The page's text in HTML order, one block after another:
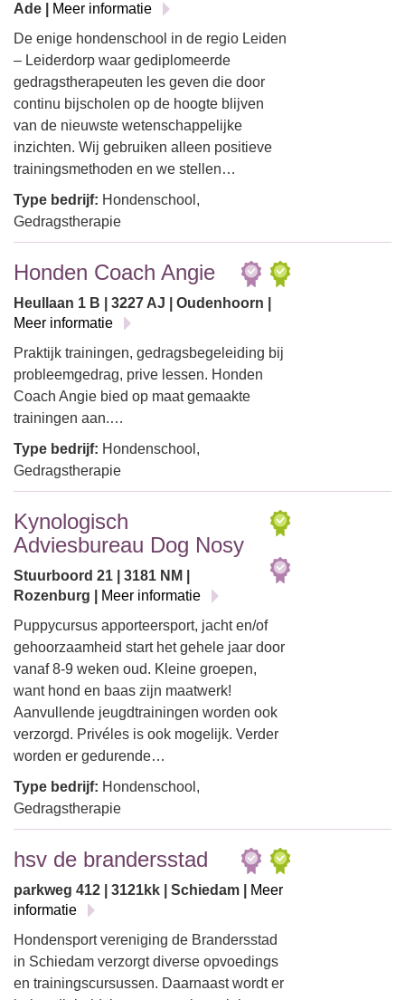
Ade |
Meer informatie
De enige hondenschool in de regio Leiden
– Leiderdorp waar gediplomeerde
gedragstherapeuten les geven die door
continu bijscholen op de hoogte blijven
van de nieuwste wetenschappelijke
inzichten. Wij gebruiken alleen positieve
trainingsmethoden en we stellen…
Type bedrijf: Hondenschool,
Gedragstherapie
Honden Coach Angie
Heullaan 1 B | 3227 AJ | Oudenhoorn |
Meer informatie
Praktijk trainingen, gedragsbegeleiding bij
probleemgedrag, prive lessen. Honden
Coach Angie bied op maat gemaakte
trainingen aan.…
Type bedrijf: Hondenschool,
Gedragstherapie
Kynologisch
Adviesbureau Dog Nosy
Stuurboord 21 | 3181 NM |
Rozenburg |
Meer informatie
Puppycursus apporteersport, jacht en/of
gehoorzaamheid start het gehele jaar door
vanaf 8-9 weken oud. Kleine groepen,
want hond en baas zijn maatwerk!
Aanvullende jeugdtrainingen worden ook
verzorgd. Privéles is ook mogelijk. Verder
worden er gedurende…
Type bedrijf: Hondenschool,
Gedragstherapie
hsv de brandersstad
parkweg 412 | 3121kk | Schiedam |
Meer
informatie
Hondensport vereniging de Brandersstad
in Schiedam verzorgt diverse opvoedings
en trainingscursussen. Daarnaast wordt er